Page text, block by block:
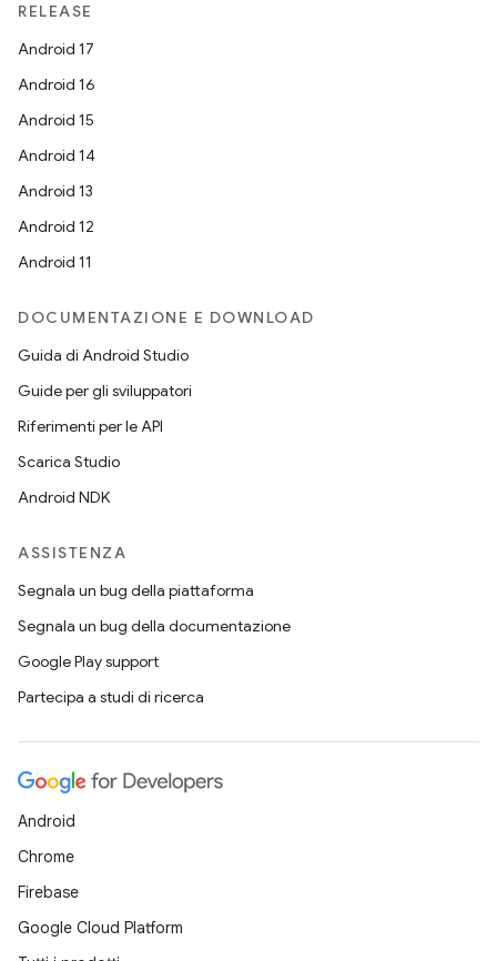
RELEASE
Android 17
Android 16
Android 15
Android 14
Android 13
Android 12
Android 11
DOCUMENTAZIONE E DOWNLOAD
Guida di Android Studio
Guide per gli sviluppatori
Riferimenti per le API
Scarica Studio
Android NDK
ASSISTENZA
Segnala un bug della piattaforma
Segnala un bug della documentazione
Google Play support
Partecipa a studi di ricerca
Android
Chrome
Firebase
Google Cloud Platform